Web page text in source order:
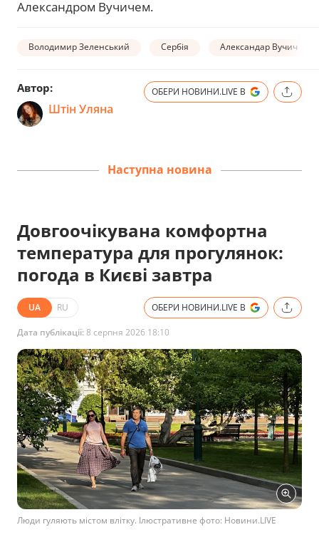
Александром Вучичем.
Володимир Зеленський Сербія Александар Вучич
Автор:
Штін Уляна
ОБЕРИ НОВИНИ.LIVE В
Наступна новина
Довгоочікувана комфортна
температура для прогулянок:
погода в Києві завтра
UA RU ОБЕРИ НОВИНИ.LIVE В
Дата публікації:8 серпня 2026 18:10
Люди гуляють містом влітку. Ілюстративне фото: Новини.LIVE